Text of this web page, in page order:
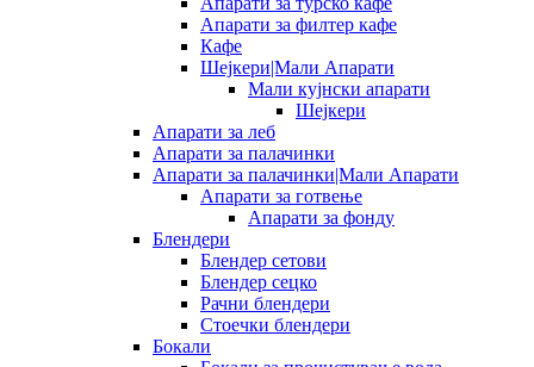
Апарати за филтер кафе
Кафе
Шејкери|Мали Апарати
Мали кујнски апарати
Шејкери
Апарати за леб
Апарати за палачинки
Апарати за палачинки|Мали Апарати
Апарати за готвење
Апарати за фонду
Блендери
Блендер сетови
Блендер сецко
Рачни блендери
Стоечки блендери
Бокали